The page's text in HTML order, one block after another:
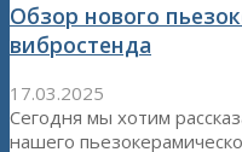
Обзор нового
вибростенда
17.03.2025
Сегодня мы хотим
нашего